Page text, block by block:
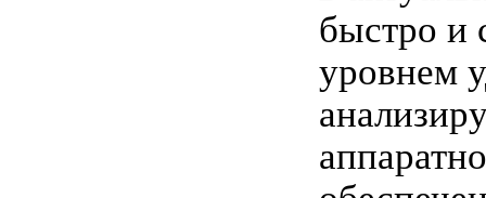
быстро и
уровнем